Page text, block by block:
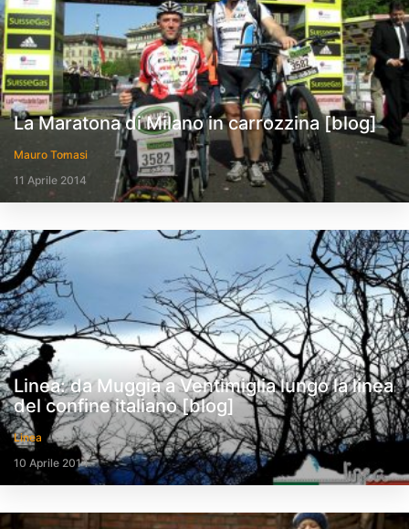
La Maratona di Milano in carrozzina [blog]
Mauro Tomasi
11 Aprile 2014
Linea: da Muggia a Ventimiglia lungo la linea
del confine italiano [blog]
Linea
10 Aprile 2014